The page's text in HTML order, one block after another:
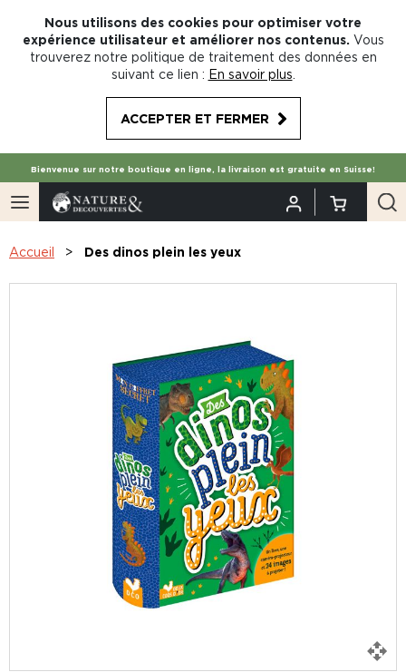
Nous utilisons des cookies pour optimiser votre
expérience utilisateur et améliorer nos contenus. Vous
trouverez notre politique de traitement des données en
suivant ce lien : En savoir plus
ACCEPTER ET FERMER
Bienvenue sur notre boutique en ligne, la livraison est gratuite en Suisse!
Accueil Des dinos plein les yeux